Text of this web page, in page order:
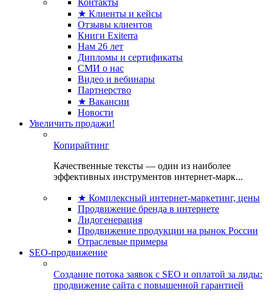
Контакты
★ Клиенты и кейсы
Отзывы клиентов
Книги Exiterra
Нам 26 лет
Дипломы и сертификаты
СМИ о нас
Видео и вебинары
Партнерство
★ Вакансии
Новости
Увеличить продажи!
Копирайтинг
Качественные тексты — один из наиболее
эффективных инструментов интернет-марк...
★ Комплексный интернет-маркетинг, цены
Продвижение бренда в интернете
Лидогенерация
Продвижение продукции на рынок России
Отраслевые примеры
SEO-продвижение
Создание потока заявок с SEO и оплатой за лиды:
продвижение сайта с повышенной гарантией